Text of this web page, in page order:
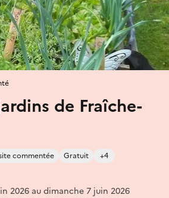
de Fraîche-
commentée Gratuit +4
2026 au dimanche 7 juin 2026